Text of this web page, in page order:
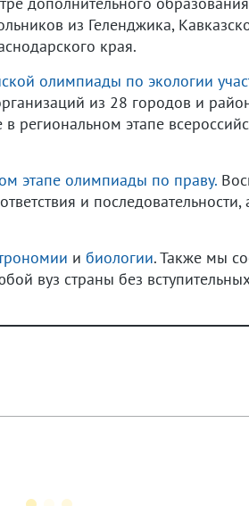
из Геленджика,
края.
олимпиады по экологии
из 28 городов и
региональном этапе
этапе олимпиады по праву.
и
и биологии. Также мы
вуз страны без